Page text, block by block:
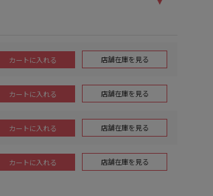
カートに入れる 店舗在庫を見る
カートに入れる 店舗在庫を見る
カートに入れる 店舗在庫を見る
カートに入れる 店舗在庫を見る